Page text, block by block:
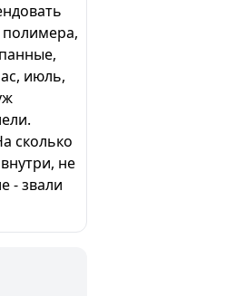
полимера,
июль,
сколько
не
- звали